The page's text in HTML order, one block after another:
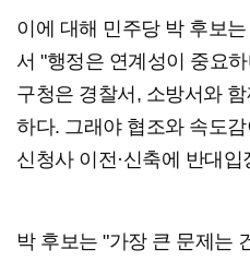
이에 대해 민주당 박 후보
서 "행정은 연계성이 중요
구청은 경찰서, 소방서와
하다. 그래야 협조와 속도
신청사 이전·신축에 반대
박 후보는 "가장 큰 문제는